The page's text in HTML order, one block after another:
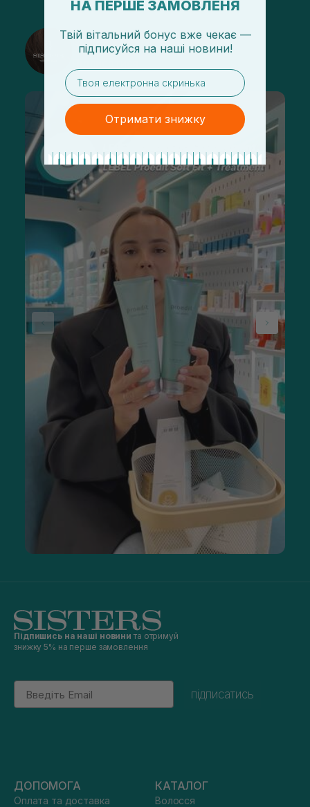
@sisters_stelmakh в Instagram
Підпишись на наші новини та отримуй
знижку 5% на перше замовлення
Email
підписатись
ДОПОМОГА
Оплата та доставка
КАТАЛОГ
Волосся
НА ПЕРШЕ ЗАМОВЛЕНЯ
Твій вітальний бонус вже чекає —
підписуйся на наші новини!
email
Отримати знижку